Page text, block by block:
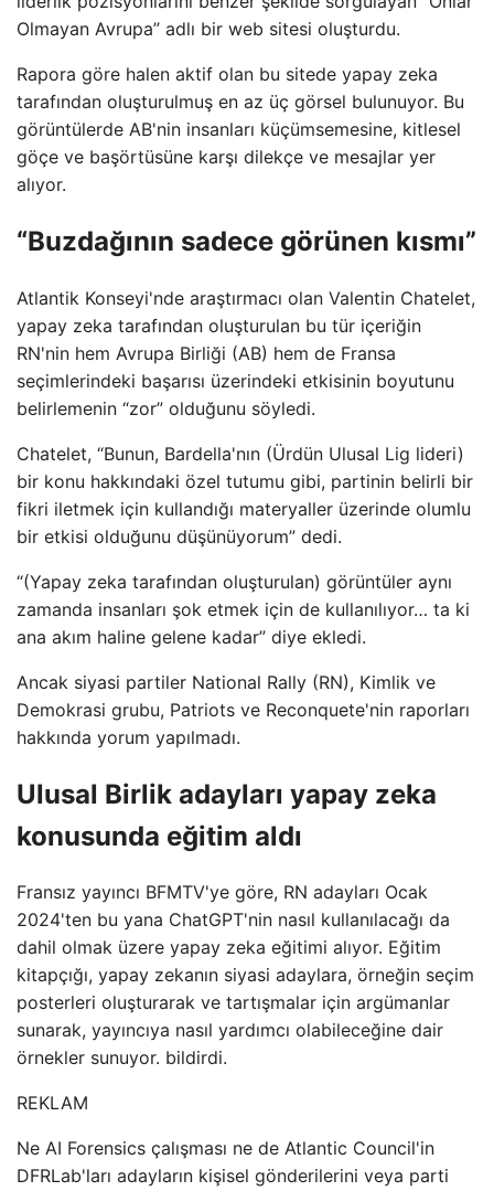
Olmayan Avrupa” adlı bir web sitesi oluşturdu.
Rapora göre halen aktif olan bu sitede yapay zeka
tarafından oluşturulmuş en az üç görsel bulunuyor. Bu
görüntülerde AB'nin insanları küçümsemesine, kitlesel
göçe ve başörtüsüne karşı dilekçe ve mesajlar yer
alıyor.
“Buzdağının sadece görünen kısmı”
Atlantik Konseyi'nde araştırmacı olan Valentin Chatelet,
yapay zeka tarafından oluşturulan bu tür içeriğin
RN'nin hem Avrupa Birliği (AB) hem de Fransa
seçimlerindeki başarısı üzerindeki etkisinin boyutunu
belirlemenin “zor” olduğunu söyledi.
Chatelet, “Bunun, Bardella'nın (Ürdün Ulusal Lig lideri)
bir konu hakkındaki özel tutumu gibi, partinin belirli bir
fikri iletmek için kullandığı materyaller üzerinde olumlu
bir etkisi olduğunu düşünüyorum” dedi.
“(Yapay zeka tarafından oluşturulan) görüntüler aynı
zamanda insanları şok etmek için de kullanılıyor… ta ki
ana akım haline gelene kadar” diye ekledi.
Ancak siyasi partiler National Rally (RN), Kimlik ve
Demokrasi grubu, Patriots ve Reconquete'nin raporları
hakkında yorum yapılmadı.
Ulusal Birlik adayları yapay zeka
konusunda eğitim aldı
Fransız yayıncı BFMTV'ye göre, RN adayları Ocak
2024'ten bu yana ChatGPT'nin nasıl kullanılacağı da
dahil olmak üzere yapay zeka eğitimi alıyor. Eğitim
kitapçığı, yapay zekanın siyasi adaylara, örneğin seçim
posterleri oluşturarak ve tartışmalar için argümanlar
sunarak, yayıncıya nasıl yardımcı olabileceğine dair
örnekler sunuyor. bildirdi.
REKLAM
Ne AI Forensics çalışması ne de Atlantic Council'in
DFRLab'ları adayların kişisel gönderilerini veya parti